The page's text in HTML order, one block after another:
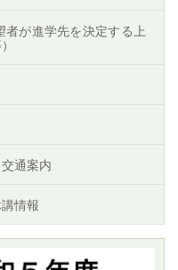
が進学先を決定する上
通案内
情報